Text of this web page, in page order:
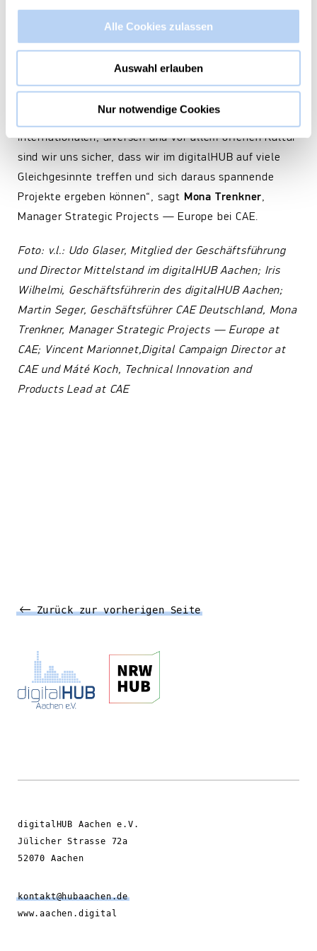
Alle Cookies zulassen
Auswahl erlauben
Nur notwendige Cookies
Innovations-Roadmap stets weiter aus. Mit unserer
internationalen, diversen und vor allem offenen Kultur
sind wir uns sicher, dass wir im digitalHUB auf viele
Gleichgesinnte treffen und sich daraus spannende
Projekte ergeben können“, sagt Mona Trenkner,
Manager Strategic Projects — Europe bei CAE.
Foto: v.l.: Udo Glaser, Mitglied der Geschäftsführung
und Director Mittelstand im digitalHUB Aachen; Iris
Wilhelmi, Geschäftsführerin des digitalHUB Aachen;
Martin Seger, Geschäftsführer CAE Deutschland, Mona
Trenkner, Manager Strategic Projects — Europe at
CAE; Vincent Marionnet,Digital Campaign Director at
CAE und Máté Koch, Technical Innovation and
Products Lead at CAE
Zurück zur vorherigen Seite
digitalHUB Aachen e.V.
Jülicher Strasse 72a
52070 Aachen
kontakt@hubaachen.de
www.aachen.digital